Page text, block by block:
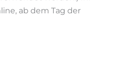
ab dem Tag der